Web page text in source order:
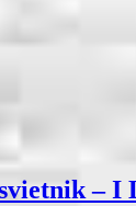
– I